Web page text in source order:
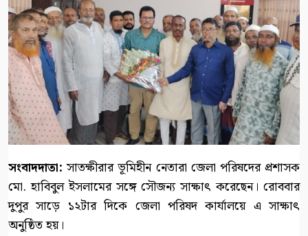
সংবাদদাতা: সাতক্ষীরার ভূমিহীন নেতারা জেলা পরিষদের প্রশাসক
মো. হাবিবুল ইসলামের সঙ্গে সৌজন্য সাক্ষাৎ করেছেন। রোববার
দুপুর সাড়ে ১২টার দিকে জেলা পরিষদ কার্যালয়ে এ সাক্ষাৎ
অনুষ্ঠিত হয়।